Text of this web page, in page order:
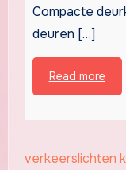
Compacte
deuren […]
Read more
verkeerslichten